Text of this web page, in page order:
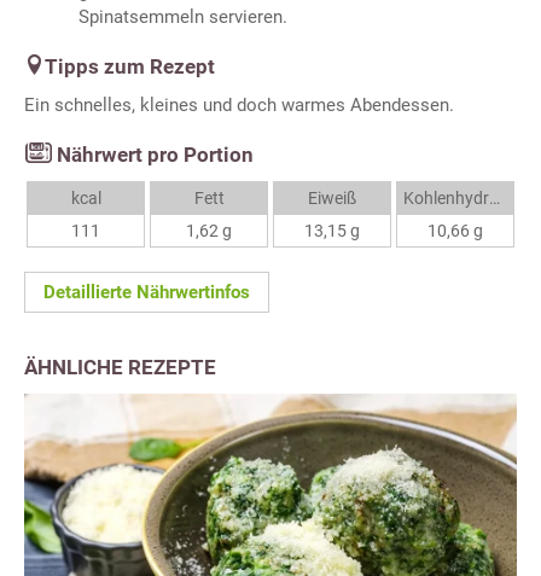
Spinatsemmeln servieren.
Tipps zum Rezept
Ein schnelles, kleines und doch warmes Abendessen.
Nährwert pro Portion
kcal
111
Fett
1,62 g
Eiweiß
13,15 g
Kohlenhydrate
10,66 g
Detaillierte Nährwertinfos
ÄHNLICHE REZEPTE